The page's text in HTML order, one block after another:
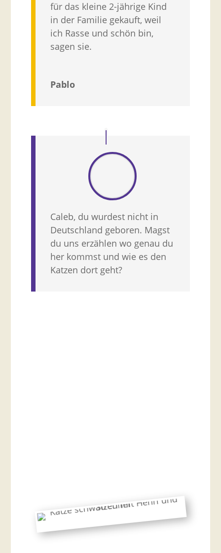
für das kleine 2-jährige Kind
in der Familie gekauft, weil
ich Rasse und schön bin,
sagen sie.
Pablo
Caleb, du wurdest nicht in
Deutschland geboren. Magst
du uns erzählen wo genau du
her kommst und wie es den
Katzen dort geht?